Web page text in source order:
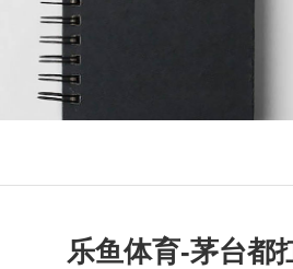
乐鱼体育-茅台都